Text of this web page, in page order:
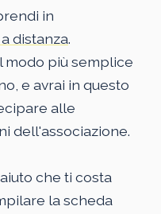
in
distanza.
modo più semplice
e avrai in questo
alle
dell'associazione.
che ti costa
la scheda